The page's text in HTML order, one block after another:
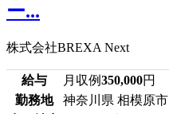
ー...
株式会社BREXA Next
給与 月収例350,000円
勤務地
神奈川県 相模原市